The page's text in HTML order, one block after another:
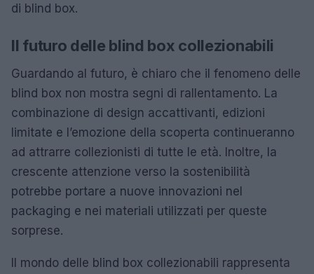
di blind box.
Il futuro delle blind box collezionabili
Guardando al futuro, è chiaro che il fenomeno delle
blind box non mostra segni di rallentamento. La
combinazione di design accattivanti, edizioni
limitate e l’emozione della scoperta continueranno
ad attrarre collezionisti di tutte le età. Inoltre, la
crescente attenzione verso la sostenibilità
potrebbe portare a nuove innovazioni nel
packaging e nei materiali utilizzati per queste
sorprese.
Il mondo delle blind box collezionabili rappresenta